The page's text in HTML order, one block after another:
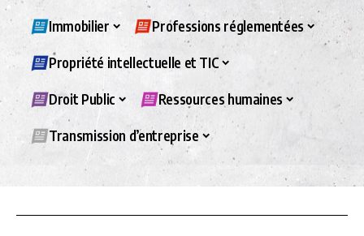
Immobilier Professions réglementées
Propriété intellectuelle et TIC
Droit Public Ressources humaines
Transmission d’entreprise